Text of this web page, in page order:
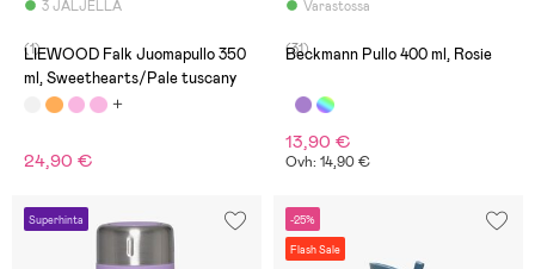
3 JÄLJELLÄ
(1)
LIEWOOD Falk Juomapullo 350
ml, Sweethearts/Pale tuscany
24,90 €
Varastossa
(31)
Beckmann Pullo 400 ml, Rosie
13,90 €
Ovh: 14,90 €
Superhinta -25%
Flash Sale